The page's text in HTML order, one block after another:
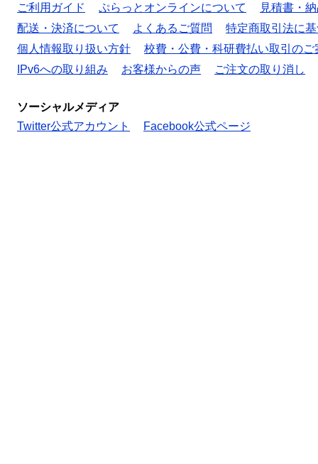
ご利用ガイド
ぷらっとオンラインについて
見積書・
配送・決済について
よくあるご質問
特定商取引法に
個人情報取り扱い方針
校費・公費・科研費払い取引のご
IPv6への取り組み
お客様からの声 ご注文の取り消し
ソーシャルメディア
Twitter公式アカウント
Facebook公式ページ